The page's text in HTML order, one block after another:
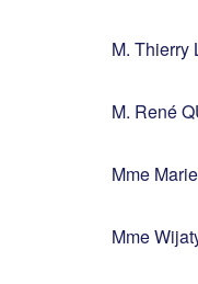
M. Thierry
M. René
Mme
Mme